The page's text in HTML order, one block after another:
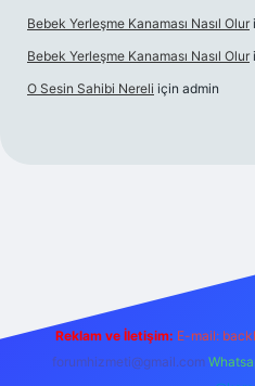
Bebek Yerleşme Kanaması Nasıl Olur
Bebek Yerleşme Kanaması Nasıl Olur
O Sesin Sahibi Nereli için admin
Reklam ve İletişim: E-mail:
forumhizmeti@gmail.com